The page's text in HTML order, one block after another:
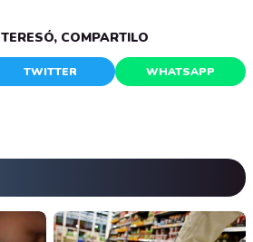
COMPARTILO
TWITTER WHATSAPP